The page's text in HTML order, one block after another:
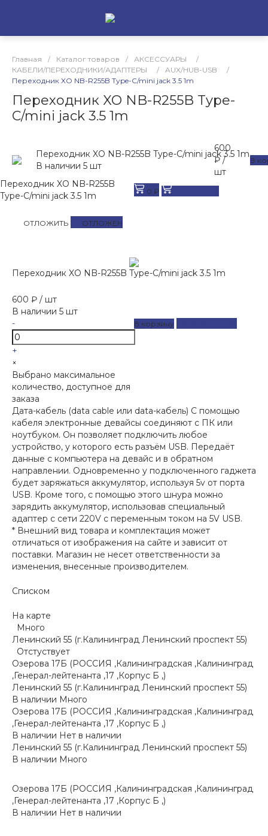
Главная / Каталог товаров / АКСЕССУАРЫ
/
КАБЕЛИ/ПЕРЕХОДНИКИ/АДАПТЕРЫ
/ AUX/HUB-USB
/
Переходник XO NB-R255B Type-C/mini jack 3.5 1m
Переходник XO NB-R255B Type-
C/mini jack 3.5 1m
Переходник XO NB-R255B Type-C/mini jack 3.5 1m
В наличии 5 шт
600
₽/
шт
В
Переходник XO NB-R255B
Type-C/mini jack 3.5 1m
0 ₽
ОТЛОЖИТЬ ОТЛОЖЕН
Переходник XO NB-R255B Type-C/mini jack 3.5 1m
600 ₽ / шт
В наличии 5 шт
-
+
×
Выбрано максимальное
количество, доступное для
заказа
В корзину
Дата-кабель (data cable или data-кабель) С помощью
кабеля электронные девайсы соединяют с ПК или
ноутбуком. Он позволяет подключить любое
устройство, у которого есть разъём USB. Передаёт
данные с компьютера на девайс и в обратном
направлении. Одновременно у подключенного гаджета
будет заряжаться аккумулятор, используя 5v от порта
USB. Кроме того, с помощью этого шнура можно
зарядить аккумулятор, использовав специальный
адаптер с сети 220V с переменным током на 5V USB.
* Внешний вид товара и комплектация может
отличаться от изображения на сайте и зависит от
поставки. Магазин не несет ответственности за
изменения, внесенные производителем.
Списком
На карте
Много
Ленинский 55 (г.Калининград Ленинский проспект 55)
Отстуствует
Озерова 17Б (РОССИЯ ,Калининградская ,Калининград
,Генерал-лейтенанта ,17 ,Корпус Б ,)
Ленинский 55 (г.Калининград Ленинский проспект 55)
В наличии Много
Озерова 17Б (РОССИЯ ,Калининградская ,Калининград
,Генерал-лейтенанта ,17 ,Корпус Б ,)
В наличии Нет в наличии
Ленинский 55 (г.Калининград Ленинский проспект 55)
В наличии Много
Озерова 17Б (РОССИЯ ,Калининградская ,Калининград
,Генерал-лейтенанта ,17 ,Корпус Б ,)
В наличии Нет в наличии